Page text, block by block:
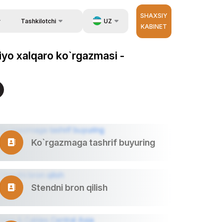
berish.
Tashkilotchi
Aloqa
UZ
RU
SHAXSIY
KABINET
xalqaro ko`rgazmasi -
Ko`rgazmaga tashrif buyuring
Stendni bron qilish